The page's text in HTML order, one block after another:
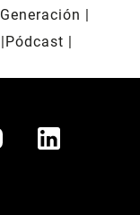
Generación
Pódcast